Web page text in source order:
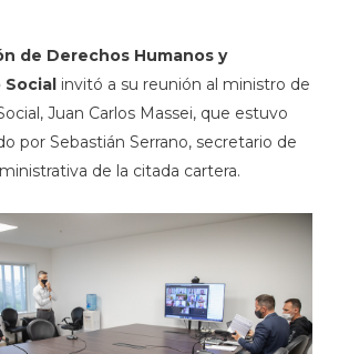
de Derechos Humanos y
Socialinvitó a su reunión al ministro de
Juan Carlos Massei, que estuvo
por Sebastián Serrano, secretario de
de la citada cartera.